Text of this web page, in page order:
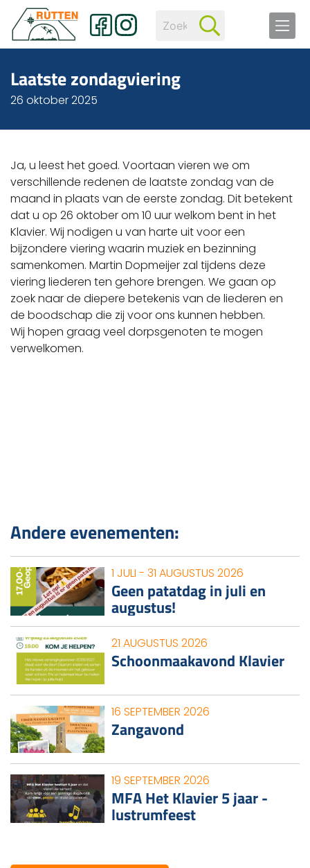
Laatste zondagviering
26 oktober 2025
Ja, u leest het goed. Voortaan vieren we om
verschillende redenen de laatste zondag van de
maand in plaats van de eerste zondag. Dit betekent
dat u op 26 oktober om 10 uur welkom bent in het
Klavier. Wij nodigen u van harte uit voor een
bijzondere viering waarin muziek en bezinning
samenkomen. Martin Dopmeijer zal tijdens deze
viering liederen ten gehore brengen. We gaan op
zoek naar de diepere betekenis van de liederen en
de boodschap die zij voor ons kunnen hebben.
Wij hopen graag veel dorpsgenoten te mogen
verwelkomen.
Andere evenementen:
1 JULI - 31 AUGUSTUS 2026
Geen patatdag in juli en
augustus!
21 AUGUSTUS 2026
Schoonmaakavond Klavier
16 SEPTEMBER 2026
Zangavond
19 SEPTEMBER 2026
MFA Het Klavier 5 jaar -
lustrumfeest